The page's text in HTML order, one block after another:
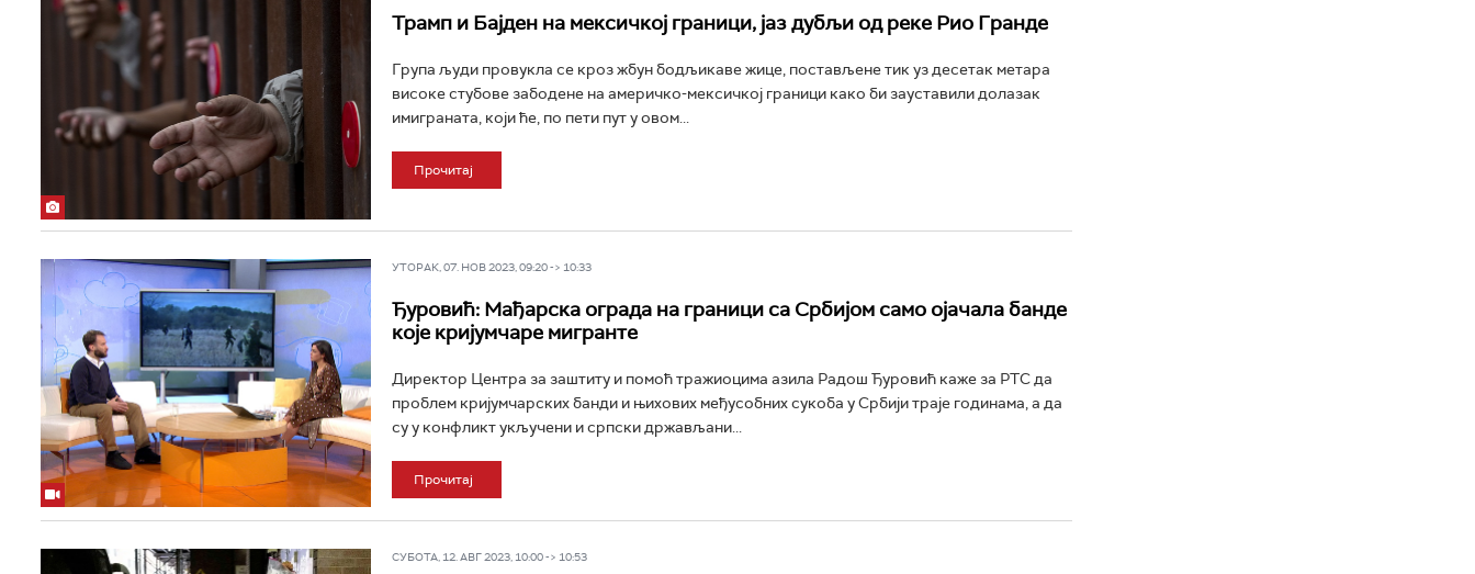
Трамп и Бајден на мексичкој граници, јаз дубљи од реке Рио Гранде
Група људи провукла се кроз жбун бодљикаве жице, постављене тик уз десетак метара
високе стубове забодене на америчко-мексичкој граници како би зауставили долазак
имиграната, који ће, по пети пут у овом...
Прочитај
УТОРАК, 07. НОВ 2023, 09:20 -> 10:33
Ђуровић: Мађарска ограда на граници са Србијом само ојачала банде
које кријумчаре мигранте
Директор Центра за заштиту и помоћ тражиоцима азила Радош Ђуровић каже за РТС да
проблем кријумчарских банди и њихових међусобних сукоба у Србији траје годинама, а да
су у конфликт укључени и српски држављани...
Прочитај
СУБОТА, 12. АВГ 2023, 10:00 -> 10:53